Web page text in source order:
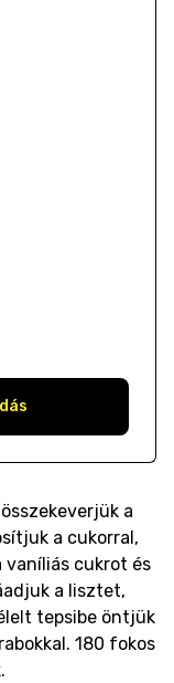
a
a cukorral,
vaníliás cukrot és
a lisztet,
tepsibe öntjük
180 fokos